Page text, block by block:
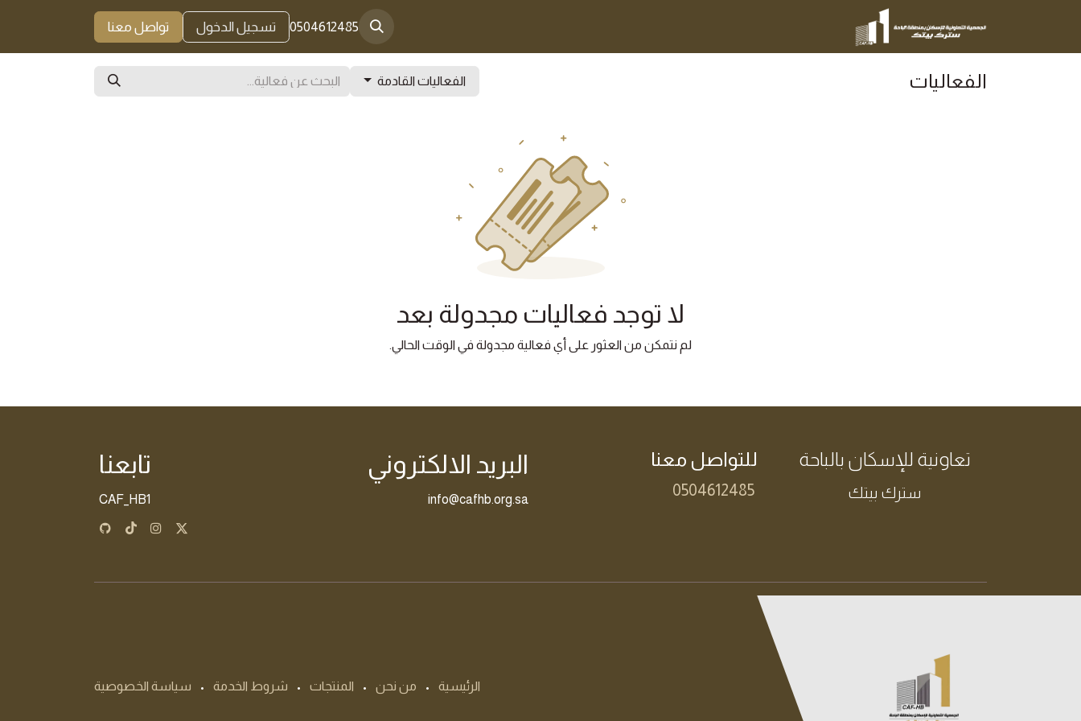
0504612485 تسجيل الدخول تواصل معنا
الفعاليات الفعاليات القادمة
لا توجد فعاليات مجدولة بعد
لم نتمكن من العثور على أي فعالية مجدولة في الوقت الحالي.
تعاونية للإسكان ​بالباحة
سترك بيتك
للتواص​ل معنا
0504612485
البريد الالكتروني
info@cafhb.org.sa
تابعنا
CAF_HB1
الرئيسية • من نحن • المنتجات • شروط الخدمة • سياسة الخصوصية